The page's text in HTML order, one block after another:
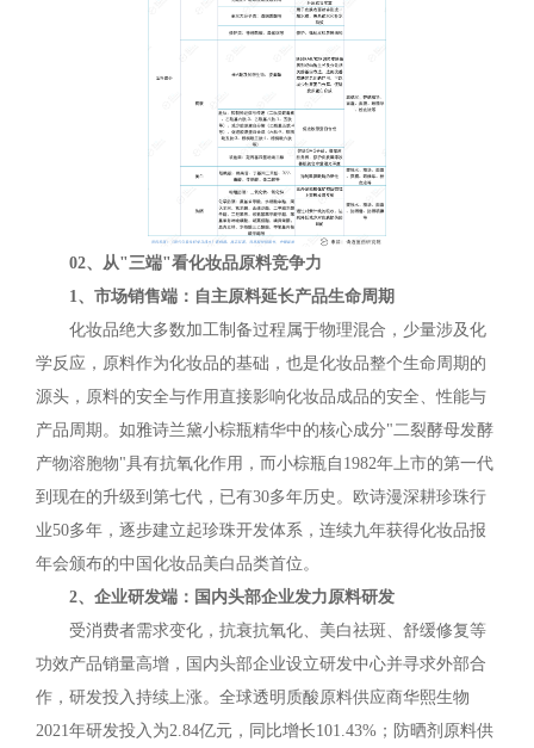
02、从"三端"看化妆品原料竞争力
1、市场销售端：自主原料延长产品生命周期
化妆品绝大多数加工制备过程属于物理混合，少量涉及化
学反应，原料作为化妆品的基础，也是化妆品整个生命周期的
源头，原料的安全与作用直接影响化妆品成品的安全、性能与
产品周期。如雅诗兰黛小棕瓶精华中的核心成分"二裂酵母发酵
产物溶胞物"具有抗氧化作用，而小棕瓶自1982年上市的第一代
到现在的升级到第七代，已有30多年历史。欧诗漫深耕珍珠行
业50多年，逐步建立起珍珠开发体系，连续九年获得化妆品报
年会颁布的中国化妆品美白品类首位。
2、企业研发端：国内头部企业发力原料研发
受消费者需求变化，抗衰抗氧化、美白祛斑、舒缓修复等
功效产品销量高增，国内头部企业设立研发中心并寻求外部合
作，研发投入持续上涨。全球透明质酸原料供应商华熙生物
2021年研发投入为2.84亿元，同比增长101.43%；防晒剂原料供